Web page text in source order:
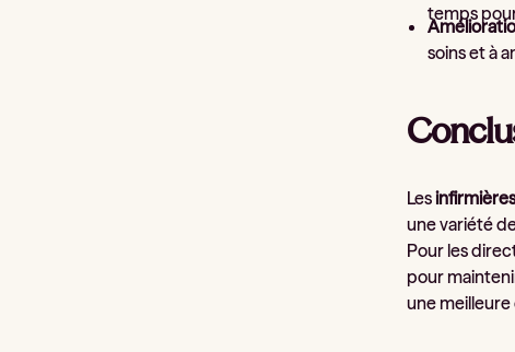
temps
soins et à
Les
une variété
Pour les
pour
une